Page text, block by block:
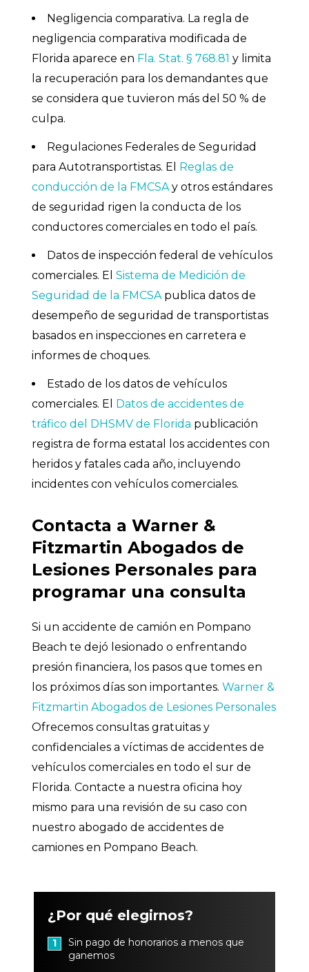
Negligencia comparativa. La regla de
negligencia comparativa modificada de
Florida aparece en Fla. Stat. § 768.81 y limita
la recuperación para los demandantes que
se considera que tuvieron más del 50 % de
culpa.
Regulaciones Federales de Seguridad
para Autotransportistas. El Reglas de
conducción de la FMCSA y otros estándares
de seguridad rigen la conducta de los
conductores comerciales en todo el país.
Datos de inspección federal de vehículos
comerciales. El Sistema de Medición de
Seguridad de la FMCSA publica datos de
desempeño de seguridad de transportistas
basados en inspecciones en carretera e
informes de choques.
Estado de los datos de vehículos
comerciales. El Datos de accidentes de
tráfico del DHSMV de Florida publicación
registra de forma estatal los accidentes con
heridos y fatales cada año, incluyendo
incidentes con vehículos comerciales.
Contacta a Warner &
Fitzmartin Abogados de
Lesiones Personales para
programar una consulta
Si un accidente de camión en Pompano
Beach te dejó lesionado o enfrentando
presión financiera, los pasos que tomes en
los próximos días son importantes. Warner &
Fitzmartin Abogados de Lesiones Personales
Ofrecemos consultas gratuitas y
confidenciales a víctimas de accidentes de
vehículos comerciales en todo el sur de
Florida. Contacte a nuestra oficina hoy
mismo para una revisión de su caso con
nuestro abogado de accidentes de
camiones en Pompano Beach.
¿Por qué elegirnos?
1
Sin pago de honorarios a menos que
ganemos